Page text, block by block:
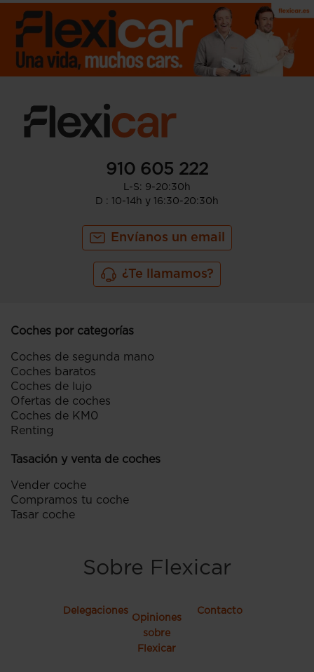
910 605 222
L-S: 9-20:30h
D : 10-14h y 16:30-20:30h
Envíanos un email
¿Te llamamos?
Coches por categorías
Coches de segunda mano
Coches baratos
Coches de lujo
Ofertas de coches
Coches de KM0
Renting
Tasación y venta de coches
Vender coche
Compramos tu coche
Tasar coche
Sobre Flexicar
Delegaciones
Opiniones
sobre
Flexicar
Contacto